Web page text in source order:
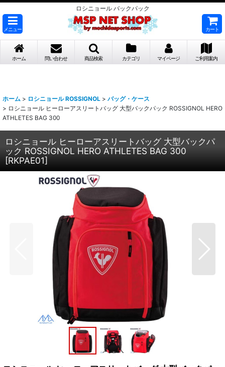
ロシニョール バックパック
メニュー カート
ホーム 問い合わせ 商品検索 カテゴリ マイページ ご利用案内
ホーム > ロシニョール ROSSIGNOL > バッグ・ケース
> ロシニョール ヒーローアスリートバッグ 大型バックパック ROSSIGNOL HERO
ATHLETES BAG 300
ロシニョール ヒーローアスリートバッグ 大型バックパ
ック ROSSIGNOL HERO ATHLETES BAG 300
[RKPAE01]